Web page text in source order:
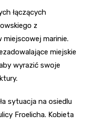
łączących
z
miejscowej marinie.
miejskie
wyrazić swoje
sytuacja na osiedlu
Froelicha. Kobieta